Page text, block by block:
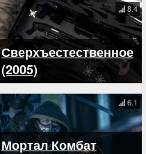
Сверхъестественное
(2005)
8.4
Мортал Комбат
6.1